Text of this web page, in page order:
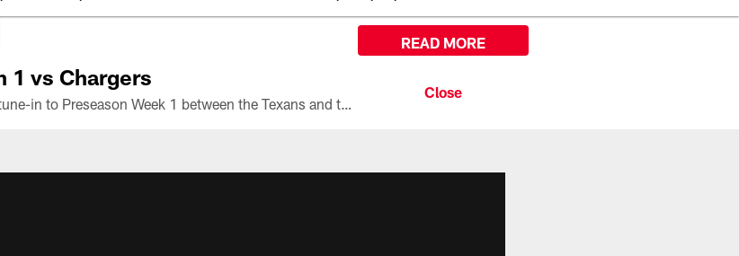
1 vs Chargers
All the ways you can watch, stream, and tune-in to Preseason Week 1 between the Texans and the Los Angeles Chargers at Reliant Stadium on August 13.
READ MORE